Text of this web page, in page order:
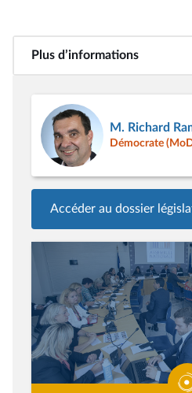
Plus d’informations
<b>Plus
M. Richard
Démocrate
Accéder au dossier